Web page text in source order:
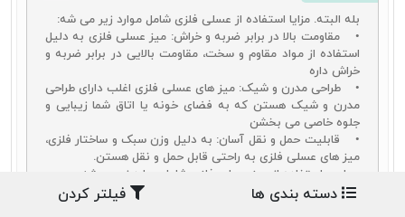
بله البته. مزایا استفاده از عسلی فلزی شامل موارد زیر می ‌شه:
• مقاومت بالا در برابر ضربه و خراش: میز عسلی فلزی به دلیل
استفاده از مواد مقاوم و سخت، مقاومت بالایی در برابر ضربه و
خراش داره
• طراحی مدرن و شیک: میز های عسلی فلزی اغلب دارای طراحی
مدرن و شیک هستن که به فضای خونه یا اتاق شما زیبایی و
جلوه خاصی می ‌بخشن
• قابلیت حمل و نقل آسان: به دلیل وزن سبک و ساختار فلزی،
میز های عسلی فلزی به راحتی قابل حمل و نقل هستن.
معایب استفاده از میز عسلی فلزی شامل موارد زیر میشه:
• حس سرمای فلز: بعضی افراد ممکنه حس سرمای فلز رو تو
دسته بندی ها فیلتر کردن